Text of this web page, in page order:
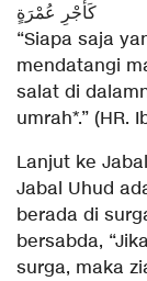
كَأَجْرِ عُمْرَةٍ
“Siapa saja
mendatangi
salat di
umrah*.” (HR.
Lanjut ke
Jabal Uhud
berada di
bersabda,
surga, maka